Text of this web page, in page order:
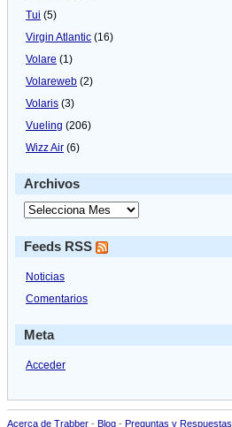
Tui (5)
Virgin Atlantic (16)
Volare (1)
Volareweb (2)
Volaris (3)
Vueling (206)
Wizz Air (6)
Archivos
Feeds RSS
Noticias
Comentarios
Meta
Acceder
Acerca de Trabber - Blog - Preguntas y Respuestas